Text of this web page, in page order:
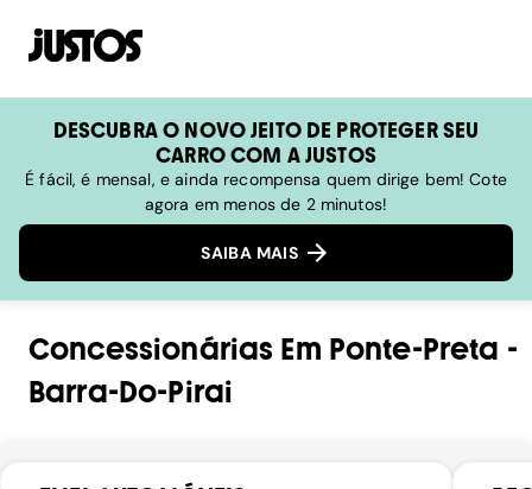
DESCUBRA O NOVO JEITO DE PROTEGER SEU
CARRO COM A JUSTOS
É fácil, é mensal, e ainda recompensa quem dirige bem! Cote
agora em menos de 2 minutos!
SAIBA MAIS
Concessionárias Em Ponte-Preta -
Barra-Do-Pirai